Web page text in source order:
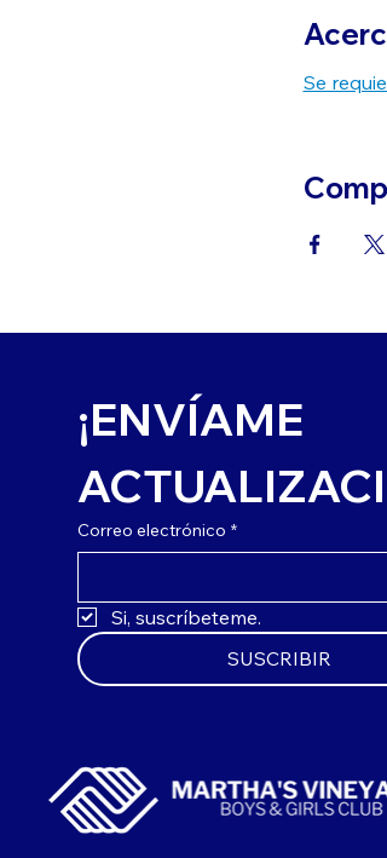
Se
¡ENVÍAME
Correo electrónico *
Si, suscríbeteme.
SUSCRIBIR